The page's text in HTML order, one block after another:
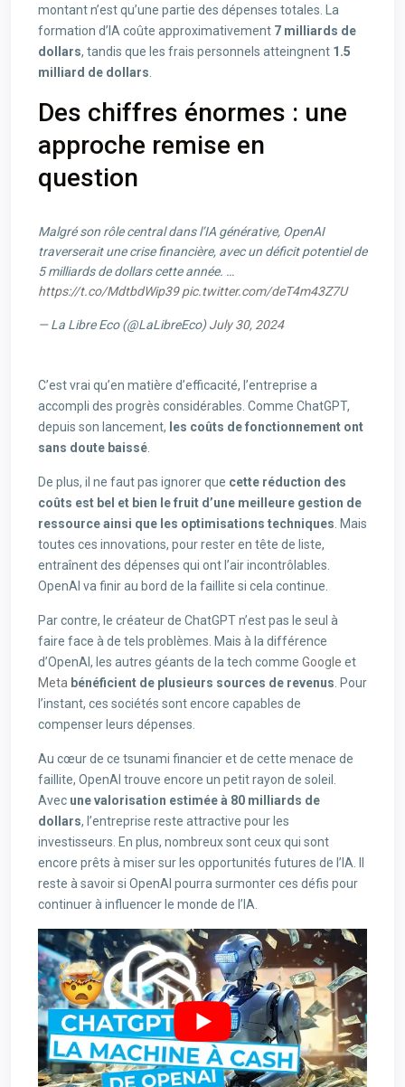
montant n’est qu’une partie des dépenses totales. La
formation d’IA coûte approximativement 7 milliards de
dollars, tandis que les frais personnels atteingnent 1.5
milliard de dollars
Des chiffres énormes : une
approche remise en
question
Malgré son rôle central dans l’IA générative, OpenAI
traverserait une crise financière, avec un déficit potentiel de
5 milliards de dollars cette année. …
https://t.co/MdtbdWip39 pic.twitter.com/deT4m43Z7U
— La Libre Eco (@LaLibreEco)July 30, 2024
C’est vrai qu’en matière d’efficacité, l’entreprise a
accompli des progrès considérables. Comme ChatGPT,
depuis son lancement, les coûts de fonctionnement ont
sans doute baissé
De plus, il ne faut pas ignorer que cette réduction des
coûts est bel et bien le fruit d’une meilleure gestion de
ressource ainsi que les optimisations techniques . Mais
toutes ces innovations, pour rester en tête de liste,
entraînent des dépenses qui ont l’air incontrôlables.
OpenAI va finir au bord de la faillite si cela continue.
Par contre, le créateur de ChatGPT n’est pas le seul à
faire face à de tels problèmes. Mais à la différence
d’OpenAI, les autres géants de la tech comme Google et
Meta bénéficient de plusieurs sources de revenus . Pour
l’instant, ces sociétés sont encore capables de
compenser leurs dépenses.
Au cœur de ce tsunami financier et de cette menace de
faillite, OpenAI trouve encore un petit rayon de soleil.
Avec une valorisation estimée à 80 milliards de
dollars, l’entreprise reste attractive pour les
investisseurs. En plus, nombreux sont ceux qui sont
encore prêts à miser sur les opportunités futures de l’IA. Il
reste à savoir si OpenAI pourra surmonter ces défis pour
continuer à influencer le monde de l’IA.